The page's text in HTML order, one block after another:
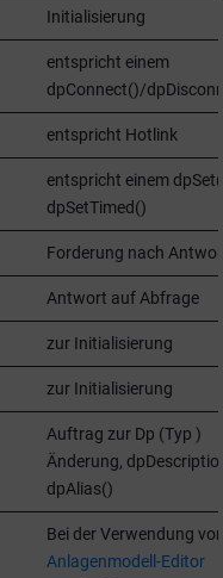
Initialisierung
entspricht einem
dpConnect()/
entspricht Hotlink
entspricht einem
dpSetTimed()
Forderung nach
Antwort auf Abfrage
zur Initialisierung
zur Initialisierung
Auftrag zur Dp (Typ )
Änderung,
dpAlias()
Bei der Verwendung
Anlagenmodell-Editor